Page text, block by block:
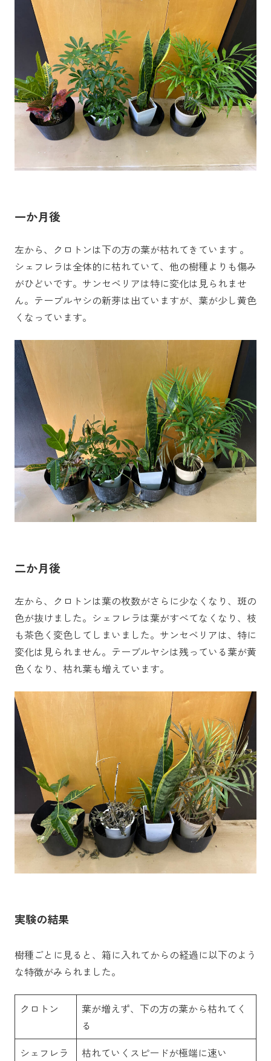
一か月後
左から、クロトンは下の方の葉が枯れてきています 。
シェフレラは全体的に枯れていて、他の樹種よりも傷み
がひどいです。サンセベリアは特に変化は見られませ
ん。テーブルヤシの新芽は出ていますが、葉が少し黄色
くなっています。
二か月後
左から、クロトンは葉の枚数がさらに少なくなり、斑の
色が抜けました。シェフレラは葉がすべてなくなり、枝
も茶色く変色してしまいました。サンセベリアは、特に
変化は見られません。テーブルヤシは残っている葉が黄
色くなり、枯れ葉も増えています。
実験の結果
樹種ごとに見ると、箱に入れてからの経過に以下のよう
な特徴がみられました。
クロトン
葉が増えず、下の方の葉から枯れてく
る
シェフレラ
枯れていくスピードが極端に速い